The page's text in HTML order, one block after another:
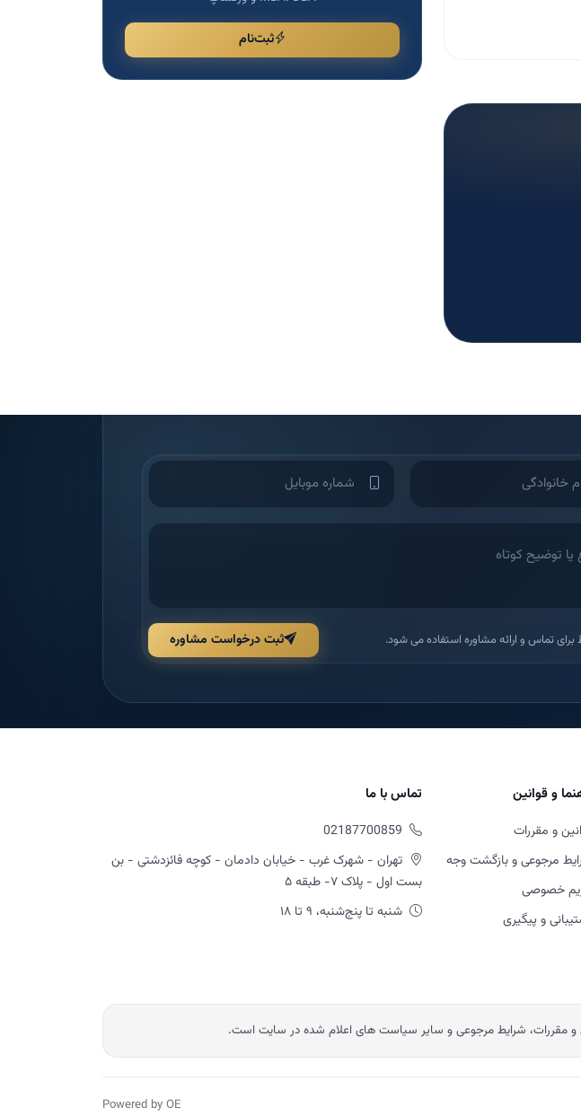
ثبت‌نام
تماس و ارائه مشاوره استفاده می شود. ثبت درخواست مشاوره
و قوانین
و مقررات
مرجوعی و بازگشت وجه
خصوصی
و پیگیری
تماس با ما
02187700859
تهران - شهرک غرب - خیابان دادمان - کوچه فائزدشتی - بن
بست اول - پلاک ۷- طبقه ۵
شنبه تا پنج‌شنبه، ۹ تا ۱۸
و مقررات، شرایط مرجوعی و سایر سیاست های اعلام شده در سایت است.
Powered by OE